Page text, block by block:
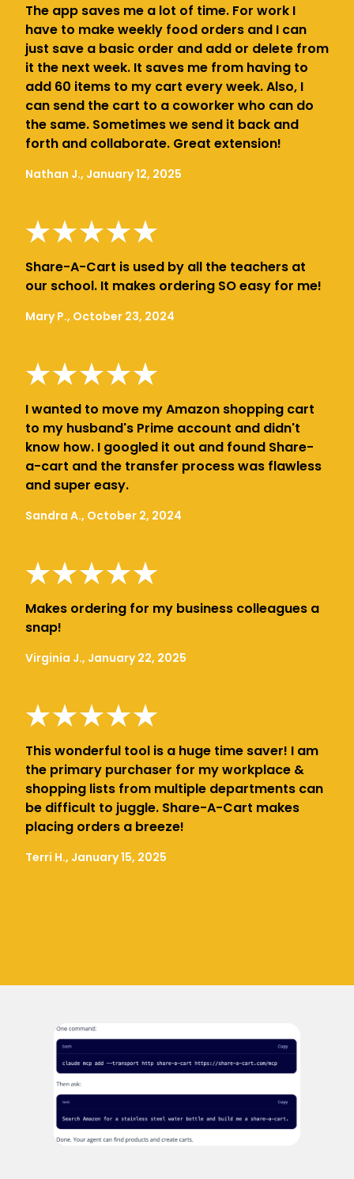
The app saves me a lot of time. For work I
have to make weekly food orders and I can
just save a basic order and add or delete from
it the next week. It saves me from having to
add 60 items to my cart every week. Also, I
can send the cart to a coworker who can do
the same. Sometimes we send it back and
forth and collaborate. Great extension!
Nathan J., January 12, 2025
Share-A-Cart is used by all the teachers at
our school. It makes ordering SO easy for me!
Mary P., October 23, 2024
I wanted to move my Amazon shopping cart
to my husband's Prime account and didn't
know how. I googled it out and found Share-
a-cart and the transfer process was flawless
and super easy.
Sandra A., October 2, 2024
Makes ordering for my business colleagues a
snap!
Virginia J., January 22, 2025
This wonderful tool is a huge time saver! I am
the primary purchaser for my workplace &
shopping lists from multiple departments can
be difficult to juggle. Share-A-Cart makes
placing orders a breeze!
Terri H., January 15, 2025